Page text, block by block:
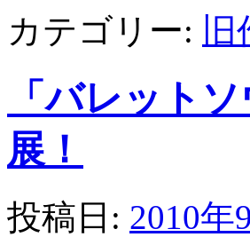
カテゴリー:
「バレット
展！
投稿日: 2010年